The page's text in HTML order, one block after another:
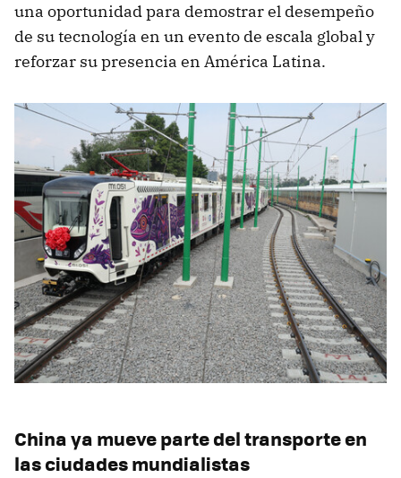
una oportunidad para demostrar el desempeño
de su tecnología en un evento de escala global y
reforzar su presencia en América Latina.
China ya mueve parte del transporte en
las ciudades mundialistas